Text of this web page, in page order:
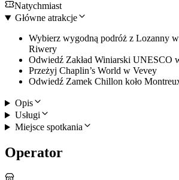
Natychmiast
Główne atrakcje
Wybierz wygodną podróż z Lozanny
Riwery
Odwiedź Zakład Winiarski UNESCO
Przeżyj Chaplin’s World w Vevey
Odwiedź Zamek Chillon koło
Opis
Usługi
Miejsce spotkania
Operator